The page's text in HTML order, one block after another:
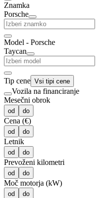
Znamka
Porsche
Model - Porsche
Taycan
Tip cene Vsi tipi cene
Vozila na financiranje
Mesečni obrok
od do
Cena (€)
od do
Letnik
od do
Prevoženi kilometri
od do
Moč motorja (kW)
od do